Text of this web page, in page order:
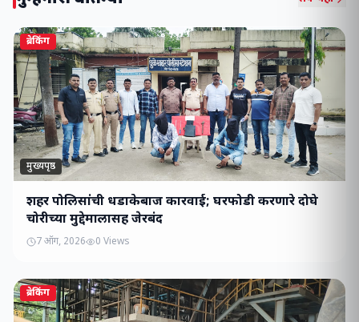
ब्रेकिंग
मुख्यपृष्ठ
शहर पोलिसांची धडाकेबाज कारवाई; घरफोडी करणारे दोघे
चोरीच्या मुद्देमालासह जेरबंद
7 ऑग, 2026 0 Views
ब्रेकिंग